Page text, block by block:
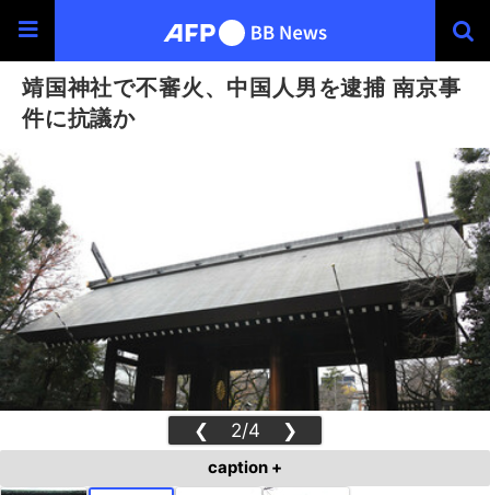
靖国神社で不審火、中国人男を逮捕 南京事
件に抗議か
❮ 2/4 ❯
caption +